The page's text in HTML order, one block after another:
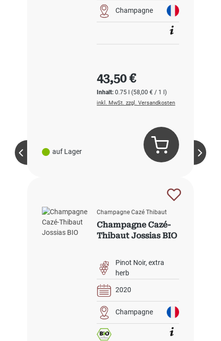
auf Lager
Champagne
Inhalt:0.75 l(58,00 € / 1 l)
Regulärer Preis:
43,50 €
inkl. MwSt. zzgl. Versandkosten
Champagne Cazé Thibaut
Champagne Cazé-
Thibaut Jossias BIO
Pinot Noir extra
herb
2020
Champagne